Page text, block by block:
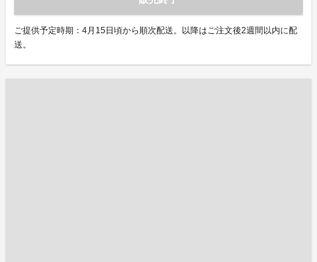
ご提供予定時期：4月15日頃から順次配送。以降はご注文後2週間以内に配
送。